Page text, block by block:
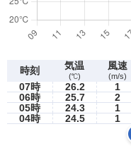
時刻 気温
(℃)
風速
(m/s)
07時 26.2 1
06時
25.7 2
05時
24.3 1
04時
24.5 1